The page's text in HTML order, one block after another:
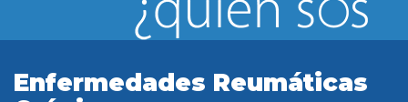
Enfermedades Reumáticas